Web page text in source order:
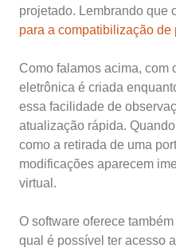
projetado. Lembrando que
para a compatibilização de
Como falamos acima, com
eletrônica é criada
essa facilidade de
atualização rápida.
como a retirada de uma
modificações aparecem
virtual.
O software oferece
qual é possível ter acesso